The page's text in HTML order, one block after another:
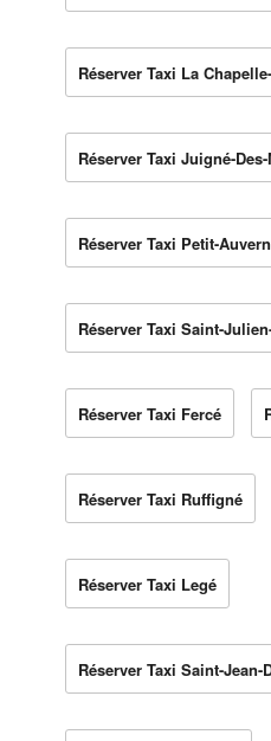
Réserver Taxi La
Réserver Taxi Juigné-
Réserver Taxi Petit-
Réserver Taxi Saint-
Réserver Taxi Fercé
Réserver Taxi Ruffigné
Réserver Taxi Legé
Réserver Taxi Saint-Jean-